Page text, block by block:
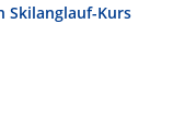
Skilanglauf-Kurs